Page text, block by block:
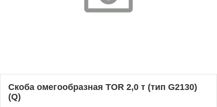
Скоба омегообразная TOR 2,0 т (тип G2130)
(Q)